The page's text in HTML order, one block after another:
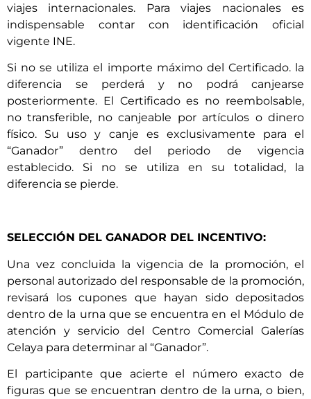
viajes internacionales. Para viajes nacionales es
indispensable contar con identificación oficial
vigente INE.
Si no se utiliza el importe máximo del Certificado. la
diferencia se perderá y no podrá canjearse
posteriormente. El Certificado es no reembolsable,
no transferible, no canjeable por artículos o dinero
físico. Su uso y canje es exclusivamente para el
“Ganador” dentro del periodo de vigencia
establecido. Si no se utiliza en su totalidad, la
diferencia se pierde.
SELECCIÓN DEL GANADOR DEL INCENTIVO:
Una vez concluida la vigencia de la promoción, el
personal autorizado del responsable de la promoción,
revisará los cupones que hayan sido depositados
dentro de la urna que se encuentra en el Módulo de
atención y servicio del Centro Comercial Galerías
Celaya para determinar al “Ganador”.
El participante que acierte el número exacto de
figuras que se encuentran dentro de la urna, o bien,